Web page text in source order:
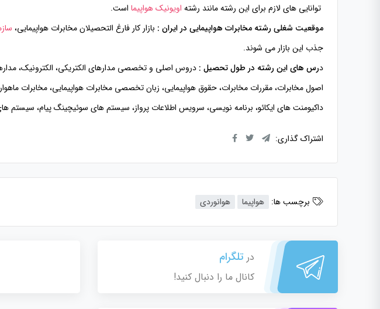
توانایی های لازم برای این رشته مانند رشته اویونیک هواپیما است.
موقعیت شغلی رشته مخابرات هواپیمایی در ایران : بازار کار فارغ التحصیلان مخابرات هواپیمایی،
جذب این بازار می شوند.
درس های این رشته در طول تحصیل : دروس اصلی و تخصصی مدارهای الکتریکی، الکترونیک،
داکیومنت های ایکائو، برنامه نویسی، سرویس اطلاعات پرواز، سیستم های سوئیچینگ پیام، سیستم
اشتراک گذاری:
برچسب ها: هواپیما هوانوردی
در تلگرام
کانال ما را دنبال کنید!